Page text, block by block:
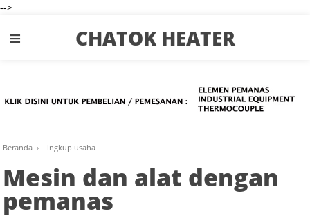
-->
CHATOK HEATER
≡
Beranda › Lingkup usaha
Mesin dan alat dengan
pemanas